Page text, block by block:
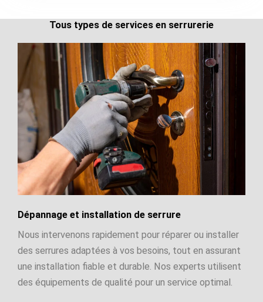
Tous types de services en serrurerie
Dépannage et installation de serrure
Nous intervenons rapidement pour réparer ou installer
des serrures adaptées à vos besoins, tout en assurant
une installation fiable et durable. Nos experts utilisent
des équipements de qualité pour un service optimal.